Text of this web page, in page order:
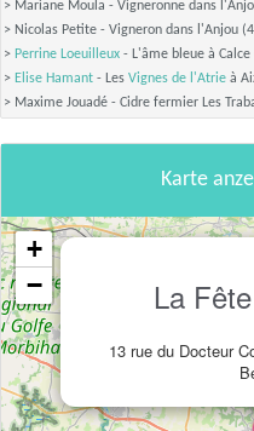
> Mariane Moula - Vigneronne dans
> Nicolas Petite - Vigneron dans l'Anjou
> Perrine Loeuilleux - L'âme bleue à Calce
> Elise Hamant - Les Vignes de l'Atrie à
> Maxime Jouadé - Cidre fermier Les
Karte
La
13 rue du Docteur
+
−